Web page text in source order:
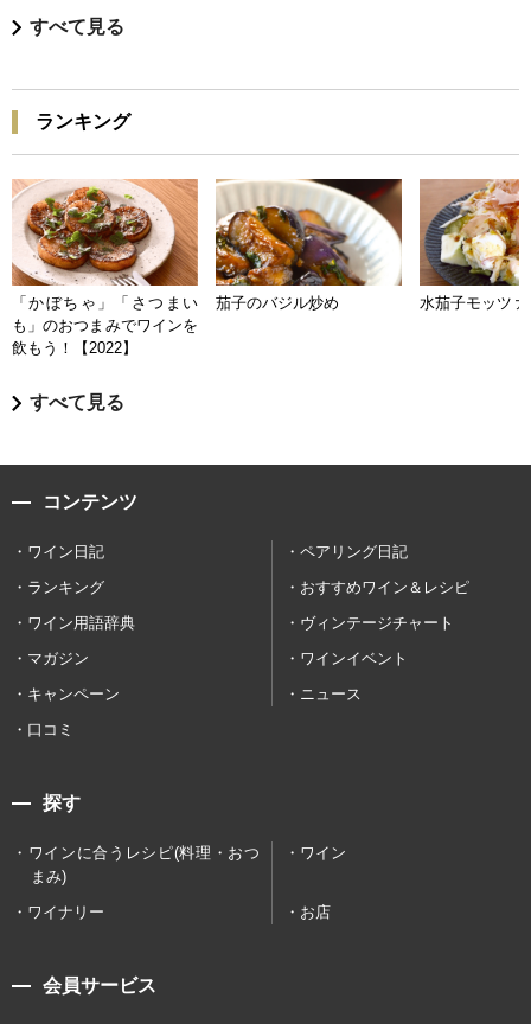
すべて見る
ランキング
「かぼちゃ」「さつまい
も」のおつまみでワインを
飲もう！【2022】
茄子のバジル炒め 水茄子モッツァ
すべて見る
コンテンツ
ワイン日記
ペアリング日記
ランキング
おすすめワイン＆レシピ
ワイン用語辞典
ヴィンテージチャート
マガジン
ワインイベント
キャンペーン
ニュース
口コミ
探す
ワインに合うレシピ(料理・おつ
まみ)
ワイン
ワイナリー お店
会員サービス